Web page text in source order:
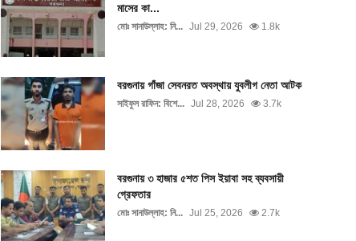
মাসের কা...
মোঃ সানাউল্লাহ: নি... Jul 29, 2026 1.8k
বরগুনায় গাঁজা সেবনরত অবস্থায় যুবলীগ নেতা আটক
সাইফুল রাফিন: বিশে... Jul 28, 2026 3.7k
বরগুনায় ৩ হাজার ৫শত পিস ইয়াবা সহ ব্যবসায়ী
গ্রেফতার
মোঃ সানাউল্লাহ: নি... Jul 25, 2026 2.7k